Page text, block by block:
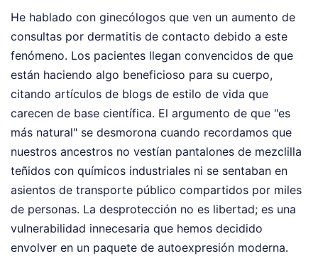
He hablado con ginecólogos que ven un aumento de
consultas por dermatitis de contacto debido a este
fenómeno. Los pacientes llegan convencidos de que
están haciendo algo beneficioso para su cuerpo,
citando artículos de blogs de estilo de vida que
carecen de base científica. El argumento de que "es
más natural" se desmorona cuando recordamos que
nuestros ancestros no vestían pantalones de mezclilla
teñidos con químicos industriales ni se sentaban en
asientos de transporte público compartidos por miles
de personas. La desprotección no es libertad; es una
vulnerabilidad innecesaria que hemos decidido
envolver en un paquete de autoexpresión moderna.